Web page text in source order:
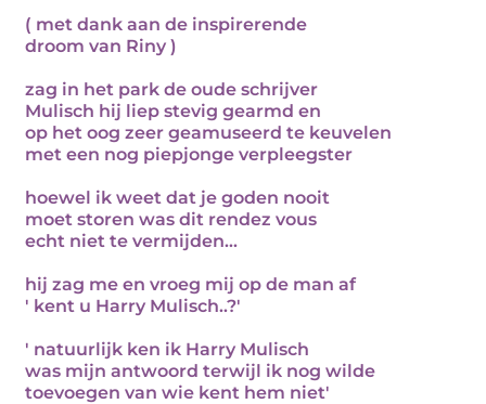
( met dank aan de inspirerende
droom van Riny )
zag in het park de oude schrijver
Mulisch hij liep stevig gearmd en
op het oog zeer geamuseerd te keuvelen
met een nog piepjonge verpleegster
hoewel ik weet dat je goden nooit
moet storen was dit rendez vous
echt niet te vermijden...
hij zag me en vroeg mij op de man af
' kent u Harry Mulisch..?'
' natuurlijk ken ik Harry Mulisch
was mijn antwoord terwijl ik nog wilde
toevoegen van wie kent hem niet'